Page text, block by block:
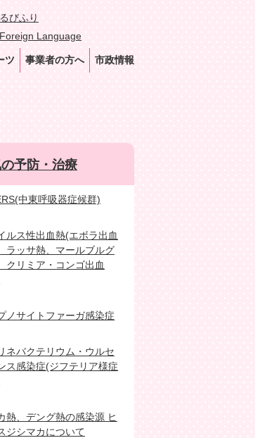
るびふり
Foreign Language
ツ 事業者の方へ 市政情報
予防・治療
中東呼吸器症候群)
ルス性出血熱(エボラ出血
ラッサ熱、マールブルグ
クリミア・コンゴ出血
ノサイトファーガ感染症
ネバクテリウム・ウルセ
ス感染症(ジフテリア様症
熱、デング熱の感染源 ヒ
ジシマカについて